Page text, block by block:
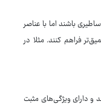
باشند اما با عناصر
فراهم کنند. مثلا در
دارای ویژگی‌های مثبت